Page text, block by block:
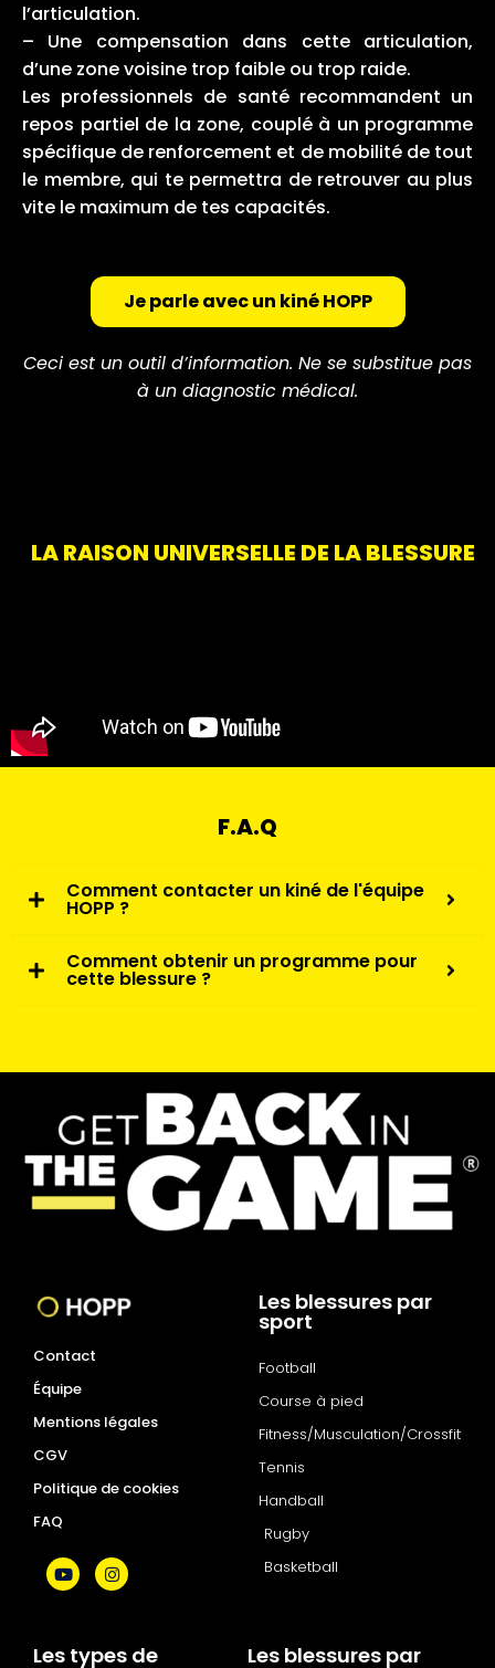
l’articulation.
– Une compensation dans cette articulation,
d’une zone voisine trop faible ou trop raide.
Les professionnels de santé recommandent un
repos partiel de la zone, couplé à un programme
spécifique de renforcement et de mobilité de tout
le membre, qui te permettra de retrouver au plus
vite le maximum de tes capacités.
Je parle avec un kiné HOPP
Ceci est un outil d’information. Ne se substitue pas
à un diagnostic médical.
LA RAISON UNIVERSELLE DE LA BLESSURE
F.A.Q
Comment contacter un kiné de l'équipe
HOPP ?
Comment obtenir un programme pour
cette blessure ?
Contact
Équipe
Mentions légales
CGV
Politique de cookies
FAQ
Les blessures par
sport
Football
Course à pied
Fitness/Musculation/Crossfit
Tennis
Handball
Rugby
Basketball
Les types de Les blessures par